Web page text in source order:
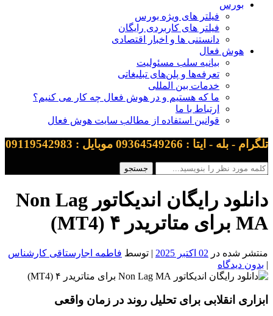
بورس
فیلتر های ویژه بورس
فیلتر های کاربردی رایگان
دانستنی ها و اخبار اقتصادی
هوش فعال
بیانیه سلب مسئولیت
تعرفه‌ها و پلن‌های تبلیغاتی
خدمات بین المللی
ما که هستیم و در هوش فعال چه کار می کنیم؟
ارتباط با ما
قوانین استفاده از مطالب سایت هوش فعال
تلگرام - بله - ایتا : 09364549266 موبایل : 09119542983
دانلود رایگان اندیکاتور Non Lag
MA برای متاتریدر ۴ (MT4)
منتشر شده در 02 اکتبر 2025 | توسط فاطمه اجارستاقی کارشناس
| بدون دیدگاه
ابزاری انقلابی برای تحلیل روند در زمان واقعی